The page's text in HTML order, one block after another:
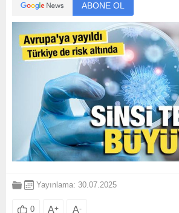
ABONE OL
Yayınlama: 30.07.2025
0 A+ A-